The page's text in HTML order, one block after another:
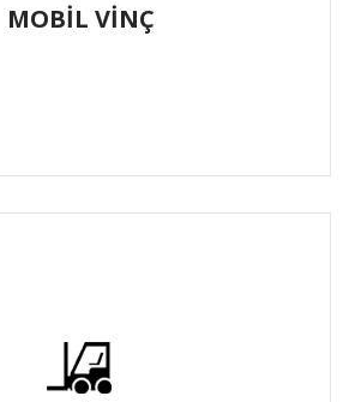
MOBİL VİNÇ